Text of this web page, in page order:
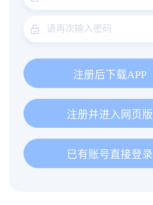
注册后下载APP
注册并进入网页版
已有账号直接登录